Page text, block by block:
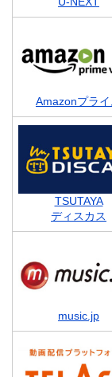
Amazonプライ
TSUTAYA
ディスカス
music.jp